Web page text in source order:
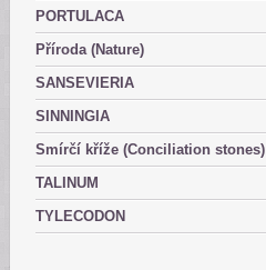
PORTULACA
Příroda (Nature)
SANSEVIERIA
SINNINGIA
Smírčí kříže (Conciliation stones)
TALINUM
TYLECODON